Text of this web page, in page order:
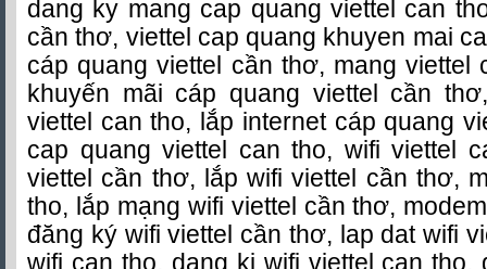
dang ky mang cap quang viettel can
cần thơ, viettel cap quang khuyen mai
cáp quang viettel cần thơ, mang viettel
khuyến mãi cáp quang viettel cần
viettel can tho, lắp internet cáp quang
cap quang viettel can tho, wifi viettel
viettel cần thơ, lắp wifi viettel cần thơ,
tho, lắp mạng wifi viettel cần thơ,
đăng ký wifi viettel cần thơ, lap dat wifi
wifi can tho, dang ki wifi viettel can tho,